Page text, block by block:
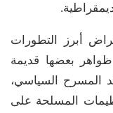
أبرز التطورات
ظواهر بعضها قديمة
المسرح السياسي،
تفوق دور التنظيمات المسلحة على